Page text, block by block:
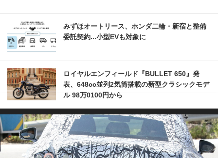
みずほオートリース、ホンダ二輪・新宿と整備
委託契約...小型EVも対象に
ロイヤルエンフィールド『BULLET 650』発
表、648cc並列2気筒搭載の新型クラシックモデ
ル 98万0100円から